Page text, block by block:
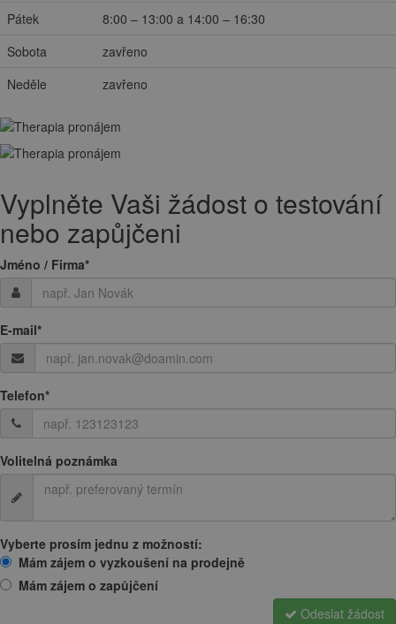
Pátek
8:00 – 13:00 a 14:00 – 16:30
Sobota
zavřeno
Neděle
zavřeno
Vyplněte Vaši žádost o testování
nebo zapůjčeni
Jméno / Firma*
E-mail*
Telefon*
Volitelná poznámka
Vyberte prosím jednu z možností:
Mám zájem o vyzkoušení na prodejně
Mám zájem o zapůjčení
Odeslat žádost